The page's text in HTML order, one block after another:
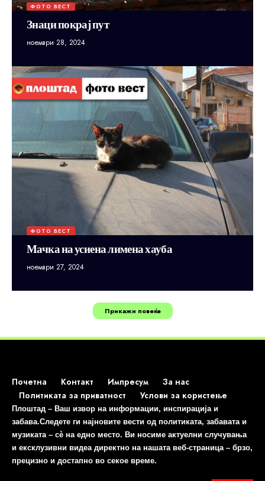
ФОТО ВЕСТ
Знаци покрај пут
ноември 28, 2024
ФОТО ВЕСТ
Мачка на усиена лимена хауба
ноември 27, 2024
Прикажи повеќе
Почетна Контакт Импресум
За нас
Политиката за приватност
Услови за користење
Плоштад – Ваш извор на информации, инспирација и
забава.Следете ги најновите вести од политиката, забавата и
музиката – сè на едно место. Ви носиме актуелни случувања
и ексклузивни видеа директно на нашата веб-страница – брзо,
прецизно и достапно во секое време.